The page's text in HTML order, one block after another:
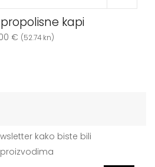
kapi
€ (52.74 kn)
kako biste bili